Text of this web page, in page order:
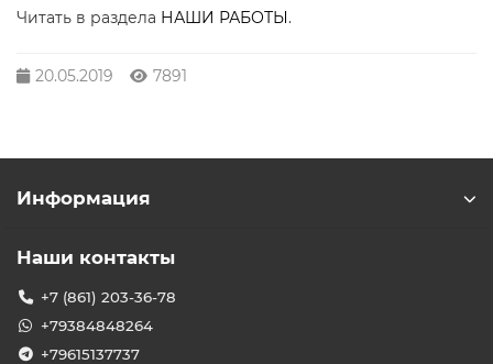
Читать в раздела НАШИ РАБОТЫ.
20.05.2019 7891
Информация
Наши контакты
+7 (861) 203-36-78
+79384848264
+79615137737